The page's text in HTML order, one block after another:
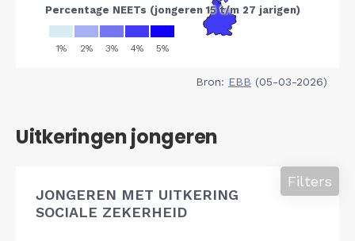
Bron: EBB (05-03-2026)
Uitkeringen jongeren
JONGEREN MET UITKERING
SOCIALE ZEKERHEID
Filters